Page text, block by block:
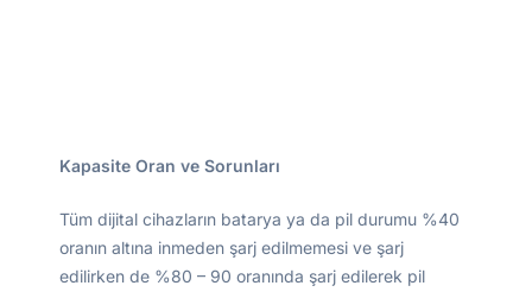
Kapasite Oran ve Sorunları
Tüm dijital cihazların batarya ya da pil durumu %40
oranın altına inmeden şarj edilmemesi ve şarj
edilirken de %80 – 90 oranında şarj edilerek pil